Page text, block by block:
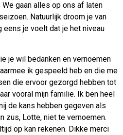
gaan alles op ons af laten
Natuurlijk droom je van
je voelt dat je het niveau
je wil bedanken en vernoemen
ik gespeeld heb en die me
die ervoor gezorgd hebben tot
vooral mijn familie. Ik ben heel
de kans hebben gegeven als
zus, Lotte, niet te vernoemen.
op kan rekenen. Dikke merci